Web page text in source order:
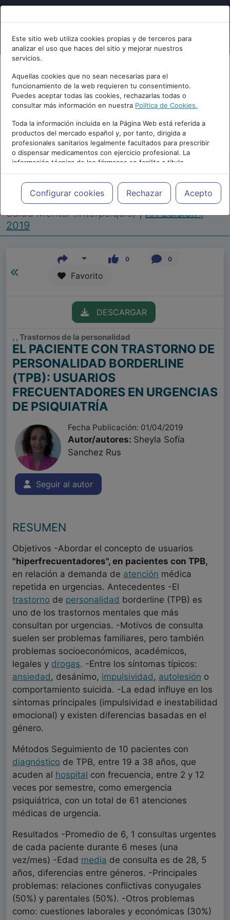
Este sitio web utiliza cookies propias y de terceros para
analizar el uso que haces del sitio y mejorar nuestros
servicios.
Aquellas cookies que no sean necesarias para el
funcionamiento de la web requieren tu consentimiento.
Puedes aceptar todas las cookies, rechazarlas todas o
consultar más información en nuestra Política de Cookies.
Toda la información incluida en la Página Web está referida a
productos del mercado español y, por tanto, dirigida a
profesionales sanitarios legalmente facultados para prescribir
o dispensar medicamentos con ejercicio profesional. La
información técnica de los fármacos se facilita a título
meramente informativo, siendo responsabilidad de los
profesionales facultados prescribir medicamentos y decidir, en
cada caso concreto, el tratamiento más adecuado a las
necesidades del paciente.
Configurar cookies Rechazar Acepto
Repositorio de Artículos |Congreso Virtual
Internacional de Psiquiatría, Psicología y
Salud Mental (Interpsiquis)|XX Edición |
2019
0 0
Favorito
DESCARGAR
, , Trastornos de la personalidad
EL PACIENTE CON TRASTORNO DE
PERSONALIDAD BORDERLINE
(TPB): USUARIOS
FRECUENTADORES EN URGENCIAS
DE PSIQUIATRÍA
Fecha Publicación: 01/04/2019
Autor/autores: Sheyla Sofía
Sanchez Rus
Seguir al autor
RESUMEN
Objetivos -Abordar el concepto de usuarios
"hiperfrecuentadores", en pacientes con TPB,
en relación a demanda de atención médica
repetida en urgencias. Antecedentes -El
trastorno de personalidad borderline (TPB) es
uno de los trastornos mentales que más
consultan por urgencias. -Motivos de consulta
suelen ser problemas familiares, pero también
problemas socioeconómicos, académicos,
legales y drogas. -Entre los síntomas típicos:
ansiedad, desánimo, impulsividad, autolesión o
comportamiento suicida. -La edad influye en los
síntomas principales (impulsividad e inestabilidad
emocional) y existen diferencias basadas en el
género.
Métodos Seguimiento de 10 pacientes con
diagnóstico de TPB, entre 19 a 38 años, que
acuden al hospital con frecuencia, entre 2 y 12
veces por semestre, como emergencia
psiquiátrica, con un total de 61 atenciones
médicas de urgencia.
Resultados -Promedio de 6, 1 consultas urgentes
de cada paciente durante 6 meses (una
vez/mes) -Edad media de consulta es de 28, 5
años, diferencias entre géneros. -Principales
problemas: relaciones conflictivas conyugales
(50%) y parentales (50%). -Otros problemas
como: cuestiones laborales y económicas (30%)